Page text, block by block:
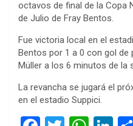
octavos de final de la Copa
de Julio de Fray Bentos.
Fue victoria local en el
Bentos por 1 a 0 con gol
Müller a los 6 minutos de la
La revancha se jugará el
en el estadio Suppici.